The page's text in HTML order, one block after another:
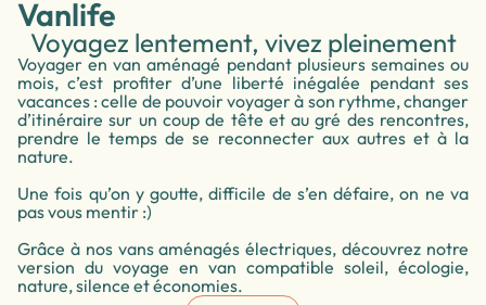
Vanlife
Voyagez lentement, vivez pleinement
Voyager en van aménagé pendant plusieurs semaines ou
mois, c’est profiter d’une liberté inégalée pendant ses
vacances : celle de pouvoir voyager à son rythme, changer
d’itinéraire sur un coup de tête et au gré des rencontres,
prendre le temps de se reconnecter aux autres et à la
nature.
Une fois qu’on y goutte, difficile de s’en défaire, on ne va
pas vous mentir :)
Grâce à nos vans aménagés électriques, découvrez notre
version du voyage en van compatible soleil, écologie,
nature, silence et économies.